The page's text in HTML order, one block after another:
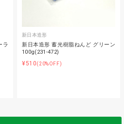
ラ
新日本造形
新日本造形 蓄光樹脂ねんど グリーン
100g(231-472)
¥510(20%OFF)